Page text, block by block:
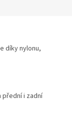
díky nylonu,
přední i zadní